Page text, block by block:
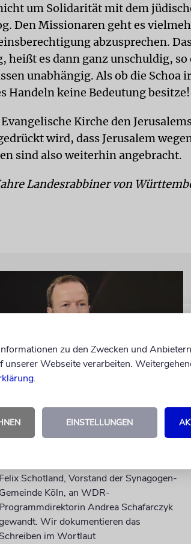
um Solidarität mit dem
Den Missionaren geht es
abzusprechen.
heißt es dann ganz unschuldig, so
unabhängig. Als ob die Schoa
Handeln keine Bedeutung besitze!
Kirche den
wird, dass Jerusalem
sind also weiterhin angebracht.
Landesrabbiner von
Georg Restle die
des ÖRR
Felix Schotland, Vorstand der Synagogen-
Gemeinde Köln, an WDR-
Programmdirektorin Andrea Schafarczyk
Wir dokumentieren das
Schreiben im Wortlaut
zu den Zwecken und
unserer Webseite verarbeiten.
.
EINSTELLUNGEN